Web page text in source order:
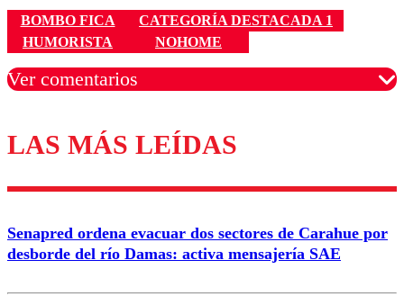
BOMBO FICA
CATEGORÍA DESTACADA 1
HUMORISTA
NOHOME
Ver comentarios
Los comentarios son moderados para garantizar un
diálogo respetuoso.
Correo
LAS MÁS LEÍDAS
Senapred ordena evacuar dos sectores de Carahue por
desborde del río Damas: activa mensajería SAE